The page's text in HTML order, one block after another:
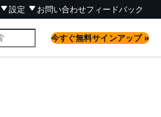
設定 お問い合わせフィードバック
今すぐ無料サインアップ »